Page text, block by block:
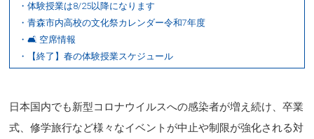
・体験授業は8/25以降になります
・青森市内高校の文化祭カレンダー令和7年度
・🛋 空席情報
・【終了】春の体験授業スケジュール
日本国内でも新型コロナウイルスへの感染者が増え続け、卒業
式、修学旅行など様々なイベントが中止や制限が強化される対